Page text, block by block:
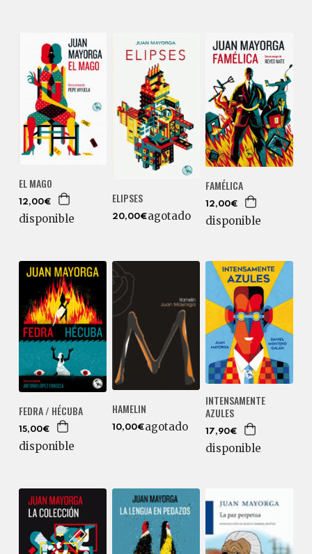
EL MAGO
12,00€
disponible
ELIPSES
20,00€agotado
FAMÉLICA
12,00€
disponible
FEDRA / HÉCUBA
15,00€
disponible
HAMELIN
10,00€agotado
INTENSAMENTE
AZULES
17,90€
disponible